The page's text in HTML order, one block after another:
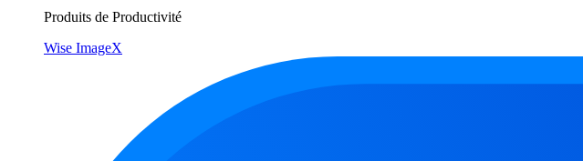
Produits de Productivité
Wise ImageX